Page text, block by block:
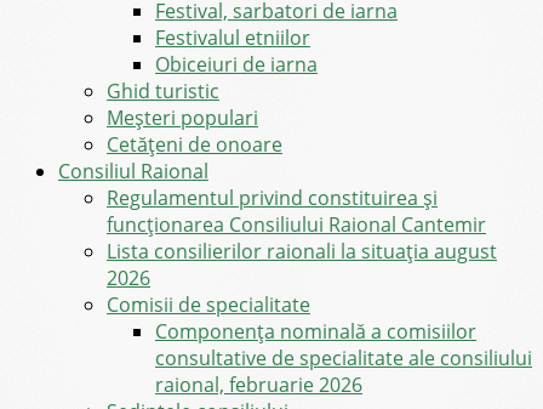
Festival, sarbatori de iarna
Festivalul etniilor
Obiceiuri de iarna
Ghid turistic
Meşteri populari
Cetățeni de onoare
Consiliul Raional
Regulamentul privind constituirea şi
funcţionarea Consiliului Raional Cantemir
Lista consilierilor raionali la situația august
2026
Comisii de specialitate
Componența nominală a comisiilor
consultative de specialitate ale consiliului
raional, februarie 2026